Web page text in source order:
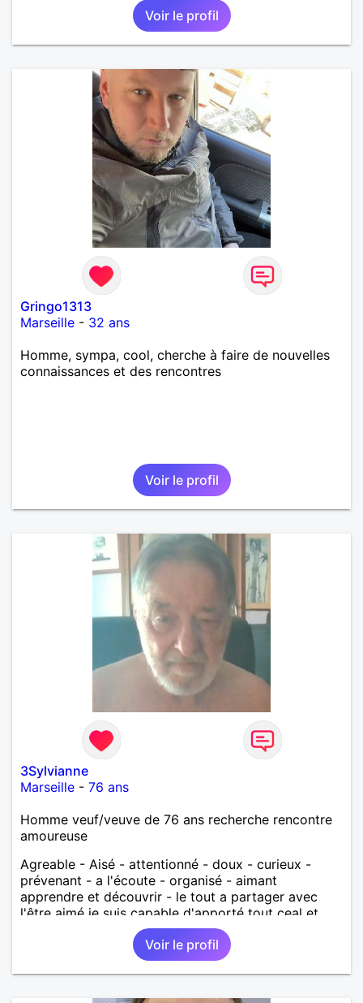
Voir le profil
Gringo1313
Marseille - 32 ans
Homme, sympa, cool, cherche à faire de nouvelles
connaissances et des rencontres
Voir le profil
3Sylvianne
Marseille - 76 ans
Homme veuf/veuve de 76 ans recherche rencontre
amoureuse
Agreable - Aisé - attentionné - doux - curieux -
prévenant - a l'écoute - organisé - aimant
apprendre et découvrir - le tout a partager avec
l'être aimé je suis capable d'apporté tout ceal et
bien d'autres , j'aime les voyages à deux, découvrir
à deux et tout partager à deux peines et joies,
soucis et plaisirs, être le soutient de ma compagne
Ce que je recherche surtout, c'est réussir mon futur
Voir le profil